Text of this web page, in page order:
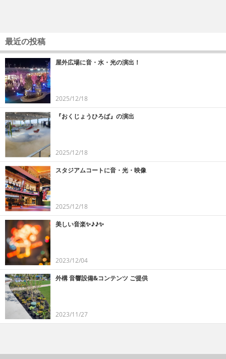
最近の投稿
屋外広場に音・水・光の演出！
2025/12/18
『おくじょうひろば』の演出
2025/12/18
スタジアムコートに音・光・映像
2025/12/18
美しい音楽✨♪♪✨
2023/12/04
外構 音響設備&コンテンツ ご提供
2023/11/27